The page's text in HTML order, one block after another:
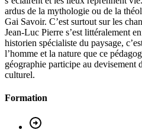
ardus de la mythologie ou de la
Gai Savoir. C’est surtout sur les
Jean-Luc Pierre s’est littéralement
historien spécialiste du paysage,
l’homme et la nature que ce
géographie participe au devisement
culturel.
Formation